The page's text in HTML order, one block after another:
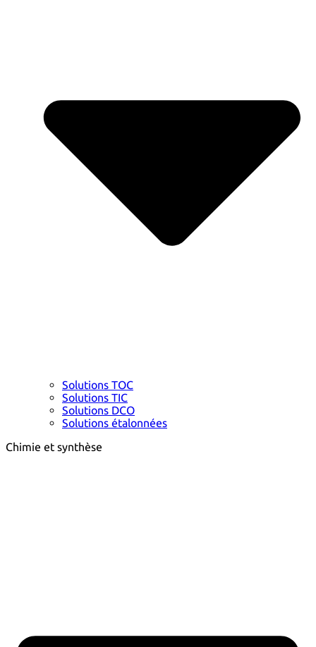
Solutions TOC
Solutions TIC
Solutions DCO
Solutions étalonnées
Chimie et synthèse